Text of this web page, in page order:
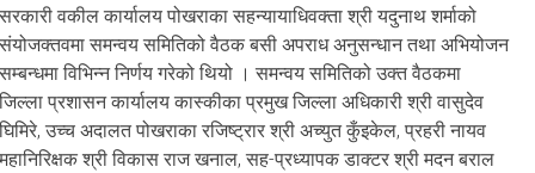
सरकारी वकील कार्यालय पोखराका सहन्यायाधिवक्ता श्री यदुनाथ शर्माको
संयोजक्तवमा समन्वय समितिको वैठक बसी अपराध अनुसन्धान तथा अभियोजन
सम्बन्धमा विभिन्न निर्णय गरेको थियो । समन्वय समितिको उक्त वैठकमा
जिल्ला प्रशासन कार्यालय कास्कीका प्रमुख जिल्ला अधिकारी श्री वासुदेव
घिमिरे, उच्च अदालत पोखराका रजिष्ट्रार श्री अच्युत कुँइकेल, प्रहरी नायव
महानिरिक्षक श्री विकास राज खनाल, सह-प्रध्यापक डाक्टर श्री मदन बराल